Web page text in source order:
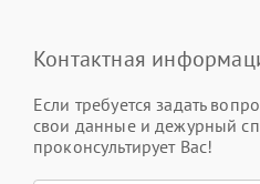
Контактная
Если требуется задать
свои данные и дежурный
проконсультирует Вас!